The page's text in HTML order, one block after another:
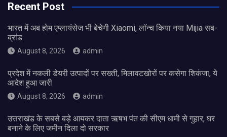
Recent Post
भारत में अब होम एप्लायंसेज भी बेचेगी Xiaomi, लॉन्च किया नया Mijia सब-
ब्रांड
August 8, 2026 admin
प्रदेश में नकली डेयरी उत्पादों पर सख्ती, मिलावटखोरों पर कसेगा शिकंजा, ये
आदेश हुआ जारी
August 8, 2026 admin
उत्तराखंड के सबसे बड़े आयकर दाता ऋषभ पंत की सीएम धामी से गुहार, घर
बनाने के लिए जमीन दिला दो सरकार